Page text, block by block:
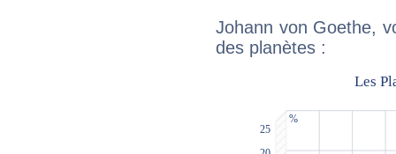
Johann von Goethe,
des planètes :